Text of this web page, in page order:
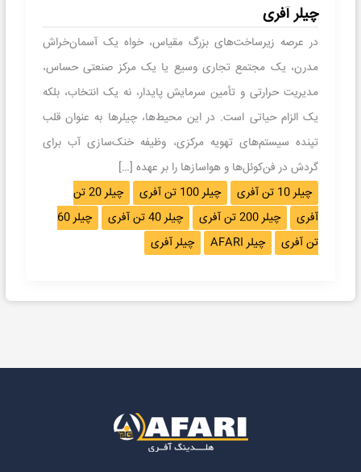
چیلر آفری
در عرصه زیرساخت‌های بزرگ مقیاس، خواه یک آسمان‌خراش
مدرن، یک مجتمع تجاری وسیع یا یک مرکز صنعتی حساس،
مدیریت حرارتی و تأمین سرمایش پایدار، نه یک انتخاب، بلکه
یک الزام حیاتی است. در این محیط‌ها، چیلرها به عنوان قلب
تپنده سیستم‌های تهویه مرکزی، وظیفه خنک‌سازی آب برای
گردش در فن‌کوئل‌ها و هواسازها را بر عهده […]
چیلر 10 تن آفری
چیلر 100 تن آفری
چیلر 20 تن
آفری
چیلر 200 تن آفری چیلر 40 تن آفری
چیلر 60
تن آفری
چیلر AFARI چیلر آفری